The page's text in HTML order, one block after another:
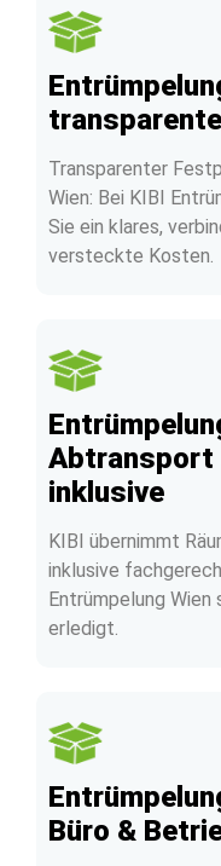
Transparenter
Wien: Bei KIBI
Sie ein klares,
versteckte Kosten.
Abtransport
inklusive
KIBI übernimmt
inklusive
Entrümpelung Wien
erledigt.
Büro &